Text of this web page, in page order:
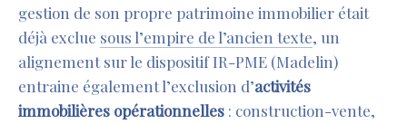
gestion de son propre patrimoine immobilier était
déjà exclue sous l’empire de l’ancien texte, un
alignement sur le dispositif IR-PME (Madelin)
entraine également l’exclusion d’activités
immobilières opérationnelles : construction-vente,